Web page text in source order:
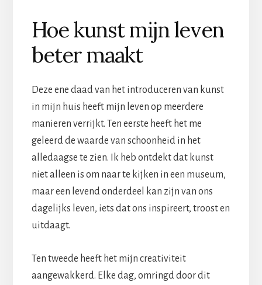
Hoe kunst mijn leven
beter maakt
Deze ene daad van het introduceren van kunst
in mijn huis heeft mijn leven op meerdere
manieren verrijkt. Ten eerste heeft het me
geleerd de waarde van schoonheid in het
alledaagse te zien. Ik heb ontdekt dat kunst
niet alleen is om naar te kijken in een museum,
maar een levend onderdeel kan zijn van ons
dagelijks leven, iets dat ons inspireert, troost en
uitdaagt.
Ten tweede heeft het mijn creativiteit
aangewakkerd. Elke dag, omringd door dit